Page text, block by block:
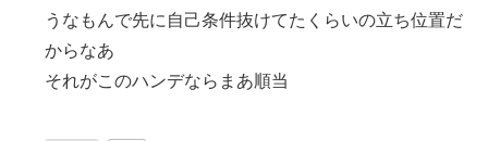
うなもんで先に自己条件抜けてたくらいの立ち位置だ
からなあ
それがこのハンデならまあ順当